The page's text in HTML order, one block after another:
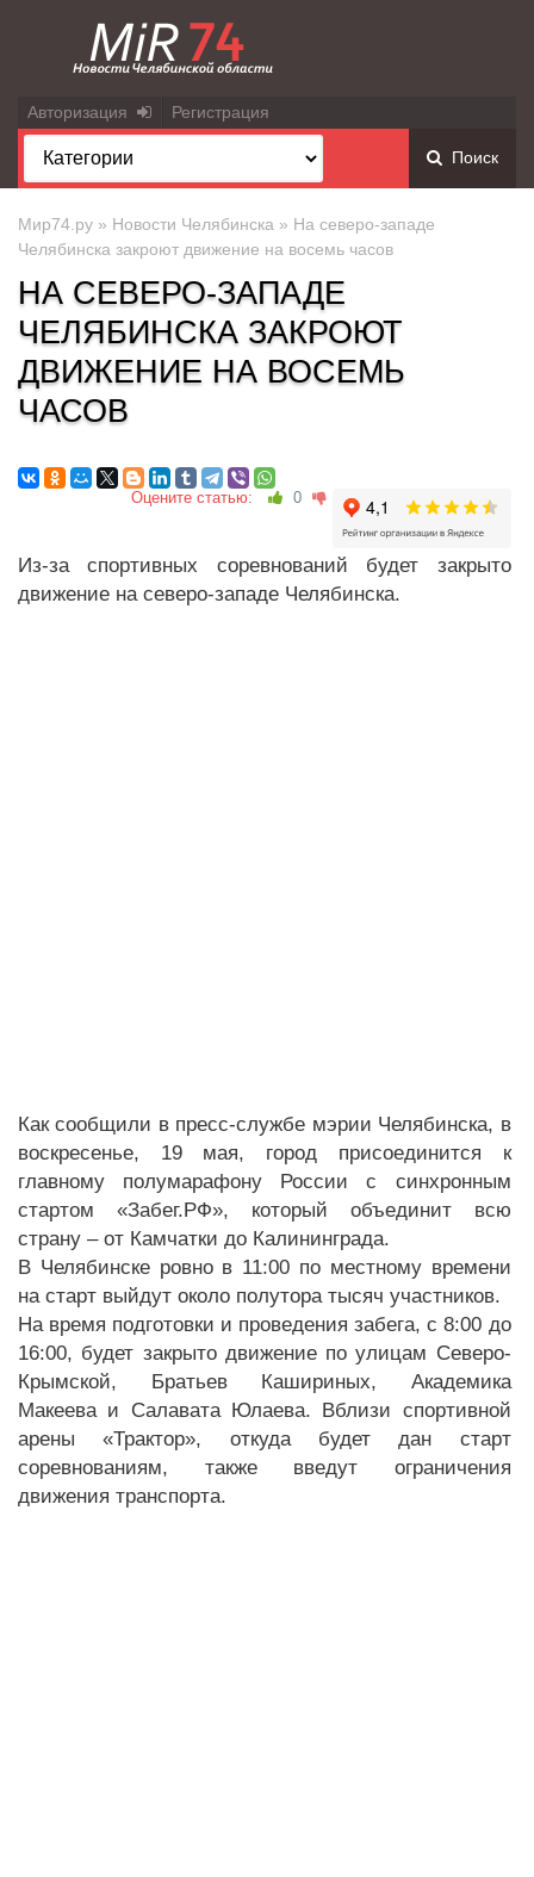
Авторизация Регистрация
Поиск
Мир74.ру » Новости Челябинска » На северо-западе
Челябинска закроют движение на восемь часов
НА СЕВЕРО-ЗАПАДЕ
ЧЕЛЯБИНСКА ЗАКРОЮТ
ДВИЖЕНИЕ НА ВОСЕМЬ
ЧАСОВ
Оцените статью: 0
Из-за спортивных соревнований будет закрыто
движение на северо-западе Челябинска.
Как сообщили в пресс-службе мэрии Челябинска, в
воскресенье, 19 мая, город присоединится к
главному полумарафону России с синхронным
стартом «Забег.РФ», который объединит всю
страну – от Камчатки до Калининграда.
В Челябинске ровно в 11:00 по местному времени
на старт выйдут около полутора тысяч участников.
На время подготовки и проведения забега, с 8:00 до
16:00, будет закрыто движение по улицам Северо-
Крымской, Братьев Кашириных, Академика
Макеева и Салавата Юлаева. Вблизи спортивной
арены «Трактор», откуда будет дан старт
соревнованиям, также введут ограничения
движения транспорта.